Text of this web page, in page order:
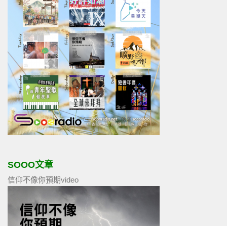
SOOO文章
信仰不像你預期video